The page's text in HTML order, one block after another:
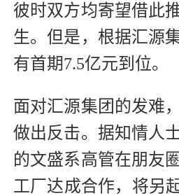
彼时双方均寄望借此
生。但是，根据汇源
有首期7.5亿元到位。
面对汇源集团的发难
做出反击。据知情人
的文盛系高管在朋友
工厂达成合作，将另